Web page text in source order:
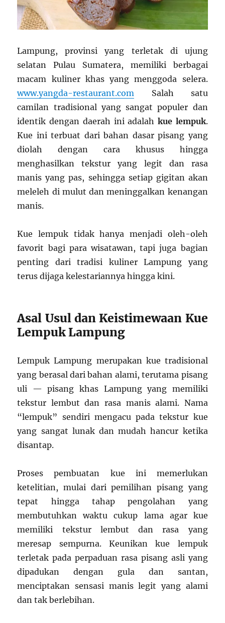
Lampung, provinsi yang terletak di ujung
selatan Pulau Sumatera, memiliki berbagai
macam kuliner khas yang menggoda selera.
www.yangda-restaurant.com Salah satu
camilan tradisional yang sangat populer dan
identik dengan daerah ini adalah kue lempuk.
Kue ini terbuat dari bahan dasar pisang yang
diolah dengan cara khusus hingga
menghasilkan tekstur yang legit dan rasa
manis yang pas, sehingga setiap gigitan akan
meleleh di mulut dan meninggalkan kenangan
manis.
Kue lempuk tidak hanya menjadi oleh-oleh
favorit bagi para wisatawan, tapi juga bagian
penting dari tradisi kuliner Lampung yang
terus dijaga kelestariannya hingga kini.
Asal Usul dan Keistimewaan Kue
Lempuk Lampung
Lempuk Lampung merupakan kue tradisional
yang berasal dari bahan alami, terutama pisang
uli — pisang khas Lampung yang memiliki
tekstur lembut dan rasa manis alami. Nama
“lempuk” sendiri mengacu pada tekstur kue
yang sangat lunak dan mudah hancur ketika
disantap.
Proses pembuatan kue ini memerlukan
ketelitian, mulai dari pemilihan pisang yang
tepat hingga tahap pengolahan yang
membutuhkan waktu cukup lama agar kue
memiliki tekstur lembut dan rasa yang
meresap sempurna. Keunikan kue lempuk
terletak pada perpaduan rasa pisang asli yang
dipadukan dengan gula dan santan,
menciptakan sensasi manis legit yang alami
dan tak berlebihan.